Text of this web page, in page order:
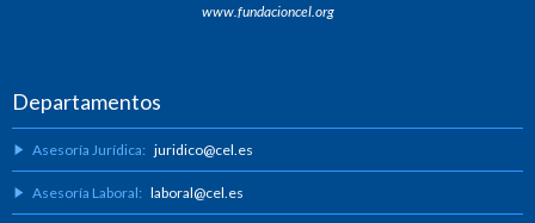
www.fundacioncel.org
Departamentos
Asesoría Jurídica: juridico@cel.es
Asesoría Laboral: laboral@cel.es